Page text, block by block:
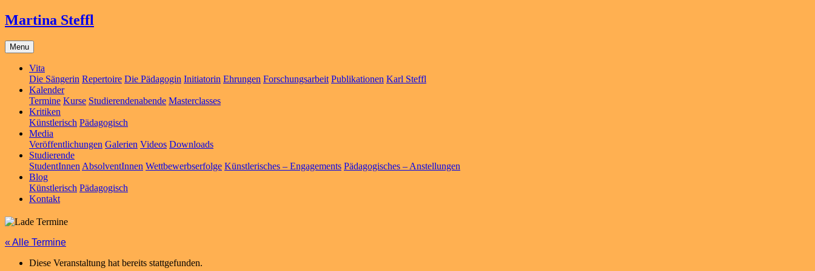
Martina Steffl
Menu
Vita
Die Sängerin Repertoire Die Pädagogin Initiatorin Ehrungen Forschungsarbeit Publikationen Karl Steffl
Kalender
Termine Kurse Studierendenabende Masterclasses
Kritiken
Künstlerisch Pädagogisch
Media
Veröffentlichungen Galerien Videos Downloads
Studierende
StudentInnen AbsolventInnen Wettbewerbserfolge Künstlerisches – Engagements Pädagogisches – Anstellungen
Blog
Künstlerisch Pädagogisch
Kontakt
« Alle Termine
Diese Veranstaltung hat bereits stattgefunden.